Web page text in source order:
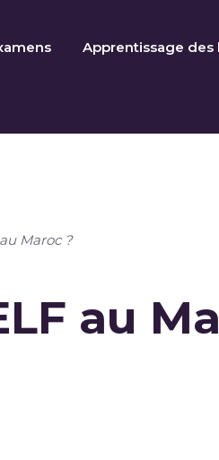
Apprentissage des
Maroc ?
au